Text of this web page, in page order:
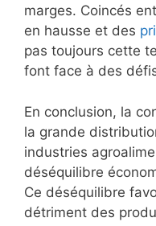
marges. Coincés
en hausse et des
pas toujours cette
font face à des
En conclusion, la
la grande
industries
déséquilibre
Ce déséquilibre
détriment des